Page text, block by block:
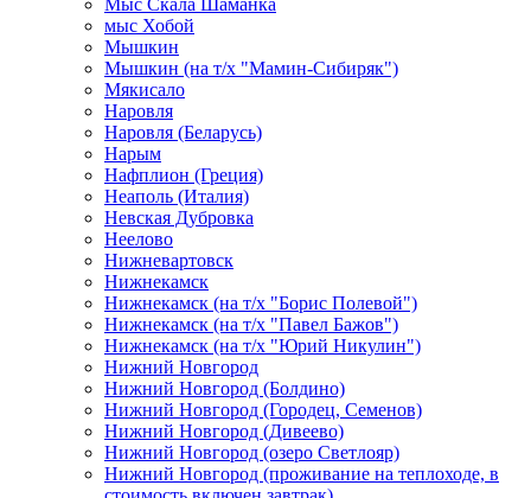
Мыс Скала Шаманка
мыс Хобой
Мышкин
Мышкин (на т/х "Мамин-Сибиряк")
Мякисало
Наровля
Наровля (Беларусь)
Нарым
Нафплион (Греция)
Неаполь (Италия)
Невская Дубровка
Неелово
Нижневартовск
Нижнекамск
Нижнекамск (на т/х "Борис Полевой")
Нижнекамск (на т/х "Павел Бажов")
Нижнекамск (на т/х "Юрий Никулин")
Нижний Новгород
Нижний Новгород (Болдино)
Нижний Новгород (Городец, Семенов)
Нижний Новгород (Дивеево)
Нижний Новгород (озеро Светлояр)
Нижний Новгород (проживание на теплоходе, в